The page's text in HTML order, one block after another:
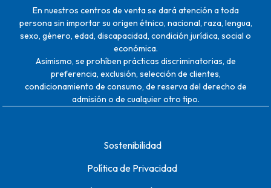
En nuestros centros de venta se dará atención a toda
persona sin importar su origen étnico, nacional, raza, lengua,
sexo, género, edad, discapacidad, condición jurídica, social o
económica.
Asimismo, se prohíben prácticas discriminatorias, de
preferencia, exclusión, selección de clientes,
condicionamiento de consumo, de reserva del derecho de
admisión o de cualquier otro tipo.
Sostenibilidad
Política de Privacidad